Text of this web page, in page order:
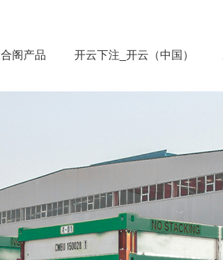
合阁产品 开云下注_开云（中国）